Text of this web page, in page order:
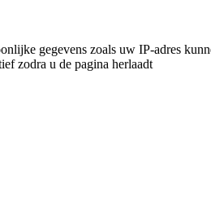
gegevens zoals uw IP-adres
zodra u de pagina herlaadt